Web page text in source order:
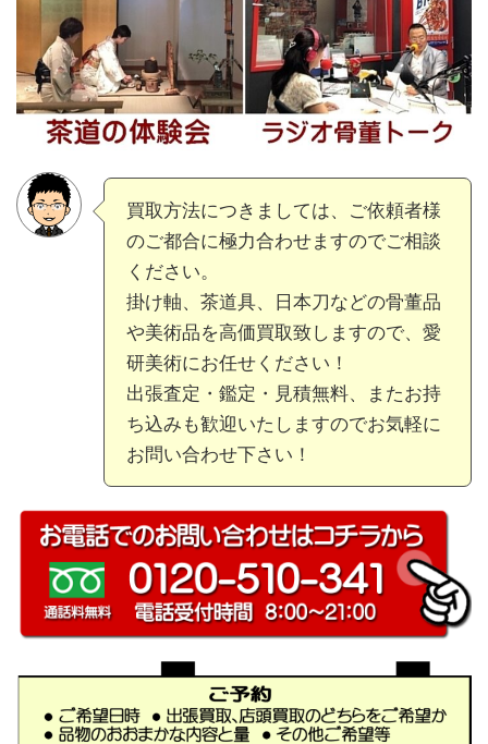
買取方法につきましては、ご依頼者様
のご都合に極力合わせますのでご相談
ください。
掛け軸、茶道具、日本刀などの骨董品
や美術品を高価買取致しますので、愛
研美術にお任せください！
出張査定・鑑定・見積無料、またお持
ち込みも歓迎いたしますのでお気軽に
お問い合わせ下さい！